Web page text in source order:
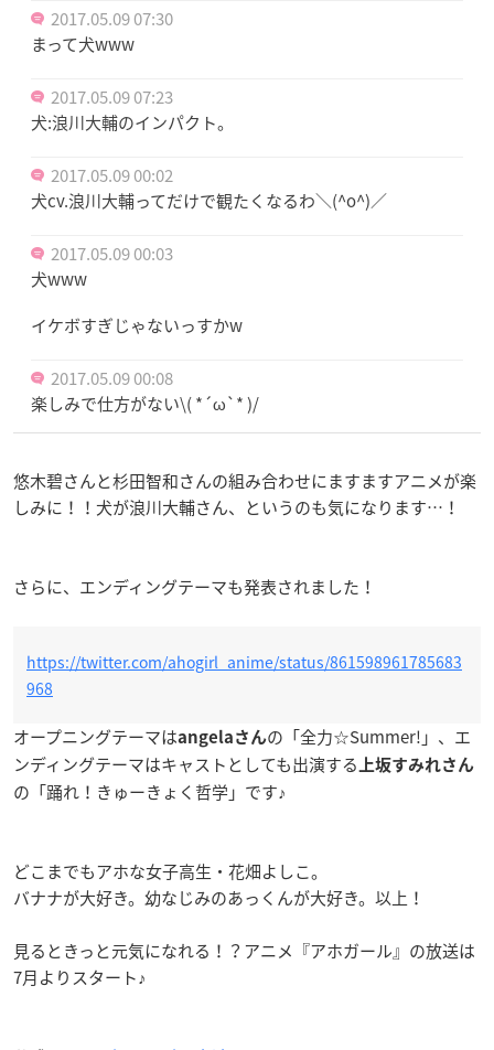
2017.05.09 07:30
まって犬www
2017.05.09 07:23
犬:浪川大輔のインパクト。
2017.05.09 00:02
犬cv.浪川大輔ってだけで観たくなるわ＼(^o^)／
2017.05.09 00:03
犬www
イケボすぎじゃないっすかw
2017.05.09 00:08
楽しみで仕方がない\( *´ω`* )/
悠木碧さんと杉田智和さんの組み合わせにますますアニメが楽
しみに！！犬が浪川大輔さん、というのも気になります…！
さらに、エンディングテーマも発表されました！
https://twitter.com/ahogirl_anime/status/861598961785683
968
オープニングテーマはangelaさんの「全力☆Summer!」、エ
ンディングテーマはキャストとしても出演する
上坂すみれさん
の「踊れ！きゅーきょく哲学」です♪
どこまでもアホな女子高生・花畑よしこ。
バナナが大好き。幼なじみのあっくんが大好き。以上！
見るときっと元気になれる！？アニメ『アホガール』の放送は
7月よりスタート♪